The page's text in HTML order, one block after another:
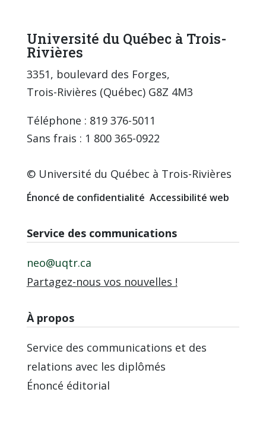
Université du Québec à Trois-
Rivières
3351, boulevard des Forges,
Trois-Rivières (Québec) G8Z 4M3
Téléphone : 819 376-5011
Sans frais : 1 800 365-0922
© Université du Québec à Trois-Rivières
Énoncé de confidentialité Accessibilité web
Service des communications
neo@uqtr.ca
Partagez-nous vos nouvelles !
À propos
Service des communications et des
relations avec les diplômés
Énoncé éditorial